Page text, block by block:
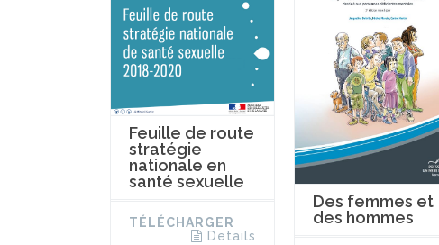
Feuille de route
stratégie
nationale en
santé sexuelle
TÉLÉCHARGER
Details
Des femmes et
des hommes